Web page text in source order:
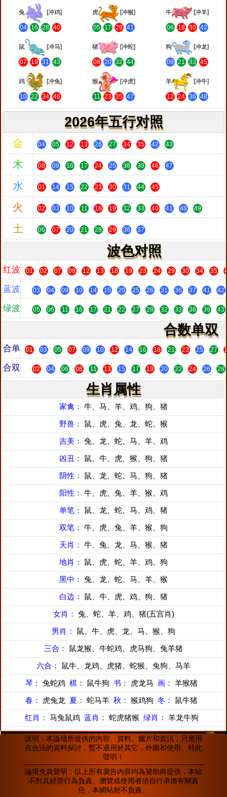
兔 [冲鸡]
04 16 28 40
虎 [冲猴]
05 17 29 41
牛 [冲羊]
06 18 30 42
鼠 [冲马]
07 19 31 43
猪 [冲蛇]
08 20 32 44
狗 [冲龙]
09 21 33 45
鸡 [冲兔]
10 22 34 46
猴 [冲虎]
11 23 35 47
羊 [冲牛]
12 24 36 48
2026年五行对照
金 04 05 12 13 26 27 34 35 42 43
木 08 09 16 17 24 25 38 39 46 47
水 01 14 15 22 23 30 31 44 45
火 02 03 10 11 18 19 32 33 40 41 48 49
土 06 07 20 21 28 29 36 37
波色对照
红波 01 02 07 08 12 13 18 19 23 24 29 30 34 35
蓝波 03 04 09 10 14 15 20 25 26 31 36 37 41 42
绿波 05 06 11 16 17 21 22 27 28 32 33 38 39 43
合数单双
合单 01 03 05 07 09 10 12 14 16 18 21 23 25 27
合双 02 04 06 08 11 13 15 17 19 20 22 24 26 28
生肖属性
家禽： 牛、马、羊、鸡、狗、猪
野兽： 鼠、虎、兔、龙、蛇、猴
吉美： 兔、龙、蛇、马、羊、鸡
凶丑： 鼠、牛、虎、猴、狗、猪
阴性： 鼠、龙、蛇、马、狗、猪
阳性： 牛、虎、兔、羊、猴、鸡
单笔： 鼠、龙、蛇、马、鸡、猪
双笔： 牛、虎、兔、羊、猴、狗
天肖： 牛、兔、龙、马、猴、猪
地肖： 鼠、虎、蛇、羊、鸡、狗
黑中： 兔、龙、蛇、马、羊、猴
白边： 鼠、牛、虎、鸡、狗、猪
女肖： 兔、蛇、羊、鸡、猪(五宫肖)
男肖： 鼠、牛、虎、龙、马、猴、狗
三合： 鼠龙猴、牛蛇鸡、虎马狗、兔羊猪
六合： 鼠牛、龙鸡、虎猪、蛇猴、兔狗、马羊
琴： 兔蛇鸡 棋： 鼠牛狗 书： 虎龙马 画： 羊猴猪
春：
虎兔龙 夏： 蛇马羊 秋： 猴鸡狗 冬： 鼠牛猪
红肖： 马兔鼠鸡 蓝肖： 蛇虎猪猴 绿肖： 羊龙牛狗
說明：本論壇所提供的內容、資料、圖片和資訊，只應用
在合法的資料探討，暫不適用於其它，外圍和使用。特此
聲明！
論壇免責聲明：以上所有廣告內容均為贊助商提供，本站
不對其經營行為負責。瀏覽或使用者須自行承擔有關責
任，本網站恕不負責。